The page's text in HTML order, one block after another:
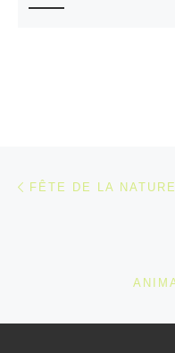
Parcourir les
FÊTE DE LA